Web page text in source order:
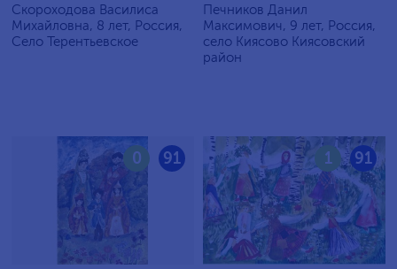
Скороходова Василиса
Михайловна, 8 лет, Россия,
Село Терентьевское
Печников Данил
Максимович, 9 лет, Россия,
село Киясово Киясовский
район
91
0 91
1